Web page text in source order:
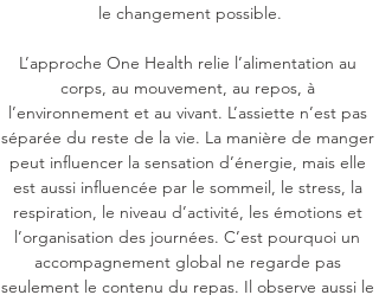
le changement possible.
L’approche One Health relie l’alimentation au
corps, au mouvement, au repos, à
l’environnement et au vivant. L’assiette n’est pas
séparée du reste de la vie. La manière de manger
peut influencer la sensation d’énergie, mais elle
est aussi influencée par le sommeil, le stress, la
respiration, le niveau d’activité, les émotions et
l’organisation des journées. C’est pourquoi un
accompagnement global ne regarde pas
seulement le contenu du repas. Il observe aussi le